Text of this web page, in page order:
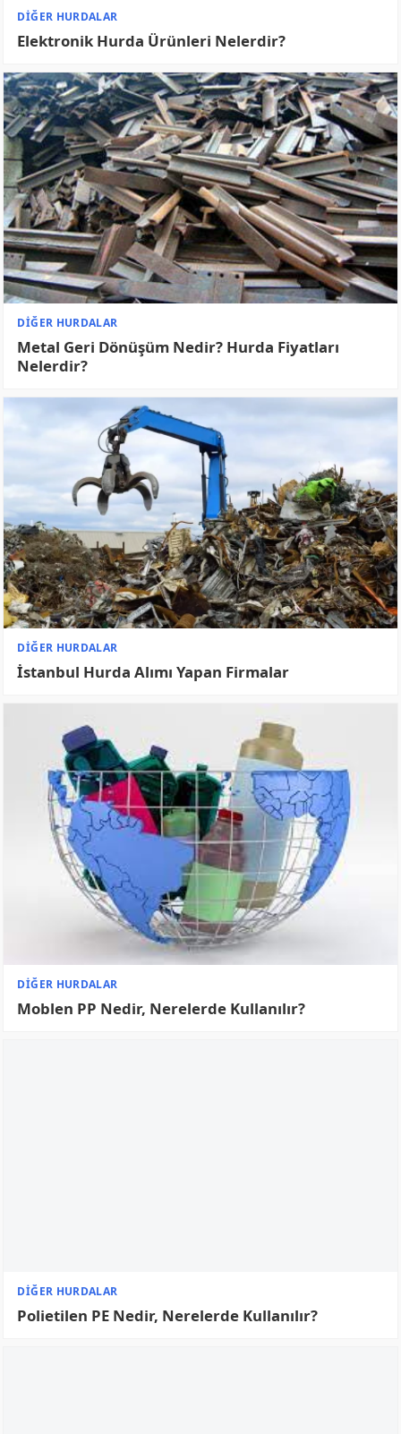
Hurdacılık Belgesi Nasıl Alınır?
HURDACILIK BLOG
Hurdacı Açmak İçin Gerekli Belgeler
HURDACILIK BLOG
Hurda Toplamak Yasak Mı?
HURDACILIK BLOG
Hurdacılıktan Zengin Olanlar
Hurda Ne Zaman Yükselir?